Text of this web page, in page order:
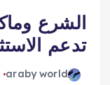
الشرع
تدعم
araby world